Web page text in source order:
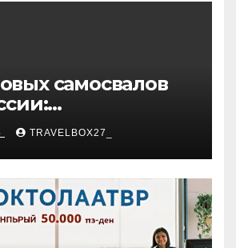
самосвалов
и цены
TRAVELBOX27_